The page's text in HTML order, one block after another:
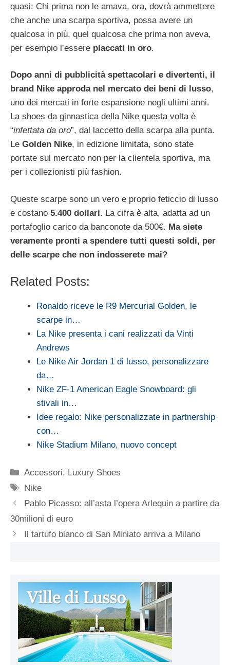
quasi: Chi prima non le amava, ora, dovrà ammettere
che anche una scarpa sportiva, possa avere un
qualcosa in più, quel qualcosa che prima non aveva,
per esempio l’essere placcati in oro.
Dopo anni di pubblicità spettacolari e divertenti, il
brand Nike approda nel mercato dei beni di lusso,
uno dei mercati in forte espansione negli ultimi anni.
La shoes da ginnastica della Nike questa volta è
“infettata da oro”, dal laccetto della scarpa alla punta.
Le Golden Nike, in edizione limitata, sono state
portate sul mercato non per la clientela sportiva, ma
per i collezionisti più fashion.
Queste scarpe sono un vero e proprio feticcio di lusso
e costano 5.400 dollari. La cifra è alta, adatta ad un
portafoglio carico da banconote da 500€. Ma siete
veramente pronti a spendere tutti questi soldi, per
delle scarpe che non indosserete mai?
Related Posts:
Ronaldo riceve le R9 Mercurial Golden, le
scarpe in…
La Nike presenta i cani realizzati da Vinti
Andrews
Le Nike Air Jordan 1 di lusso, personalizzare
da…
Nike ZF-1 American Eagle Snowboard: gli
stivali in…
Idee regalo: Nike personalizzate in partnership
con…
Nike Stadium Milano, nuovo concept
Categorie
Accessori, Luxury Shoes
Tag
Nike
Pablo Picasso: all’asta l’opera Arlequin a partire da
30milioni di euro
Il tartufo bianco di San Miniato arriva a Milano